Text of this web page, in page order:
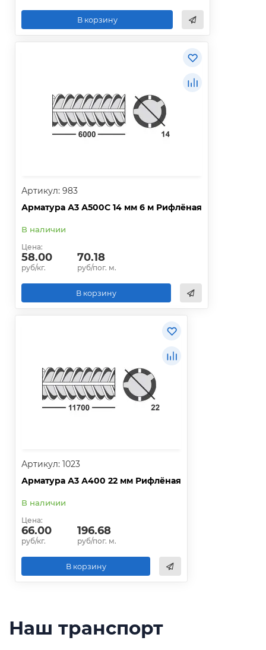
В корзину
Артикул: 983
Арматура А3 А500С 14 мм 6 м Рифлёная
В наличии
Цена:
58.00
руб/кг.
70.18
руб/пог. м.
В корзину
Артикул: 1023
Арматура А3 А400 22 мм Рифлёная
В наличии
Цена:
66.00
руб/кг.
196.68
руб/пог. м.
В корзину
Наш транспорт